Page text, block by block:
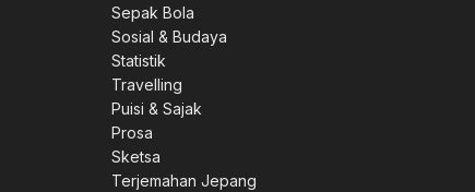
Sepak Bola
Sosial & Budaya
Statistik
Travelling
Puisi & Sajak
Prosa
Sketsa
Terjemahan Jepang